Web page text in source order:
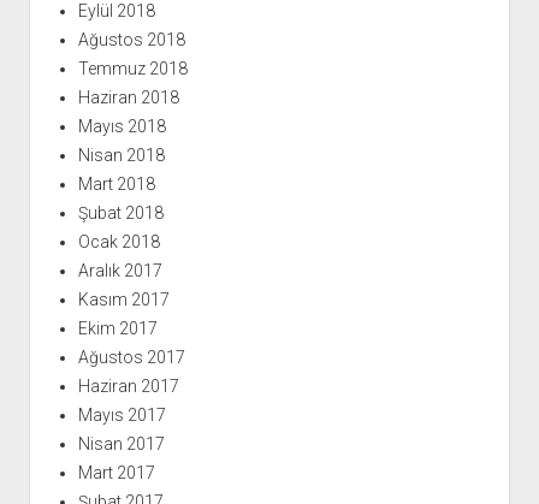
Eylül 2018
Ağustos 2018
Temmuz 2018
Haziran 2018
Mayıs 2018
Nisan 2018
Mart 2018
Şubat 2018
Ocak 2018
Aralık 2017
Kasım 2017
Ekim 2017
Ağustos 2017
Haziran 2017
Mayıs 2017
Nisan 2017
Mart 2017